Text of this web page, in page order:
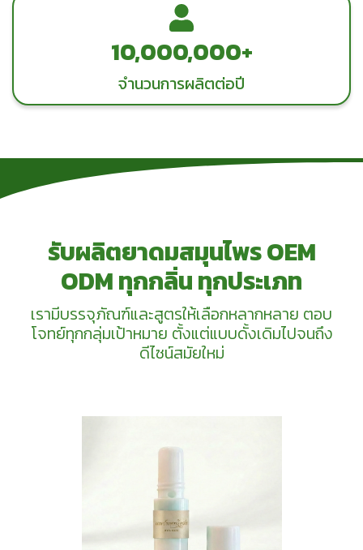
10,000,000+
จำนวนการผลิตต่อปี
รับผลิตยาดมสมุนไพร OEM
ODM ทุกกลิ่น ทุกประเภท
เรามีบรรจุภัณฑ์และสูตรให้เลือกหลากหลาย ตอบ
โจทย์ทุกกลุ่มเป้าหมาย ตั้งแต่แบบดั้งเดิมไปจนถึง
ดีไซน์สมัยใหม่